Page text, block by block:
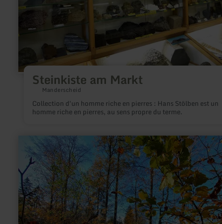
Steinkiste am Markt
Manderscheid
Collection d'un homme riche en pierres : Hans Stölben est un
homme riche en pierres, au sens propre du terme.
savoir
plus
:
Eifel-
Blicke:
“Schwarzer
Mann”